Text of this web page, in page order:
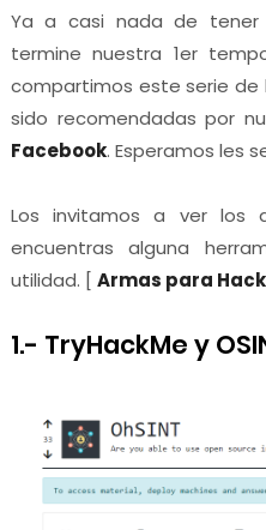
Ya a casi nada de tener
termine nuestra 1er
compartimos este serie de
sido recomendadas por
Facebook. Esperamos les
Los invitamos a ver los
encuentras alguna
utilidad. [ Armas para
1.- TryHackMe y